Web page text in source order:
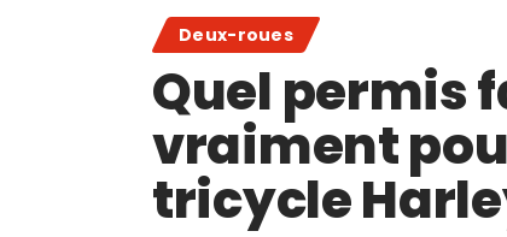
Deux-roues
Quel permis
vraiment
tricycle